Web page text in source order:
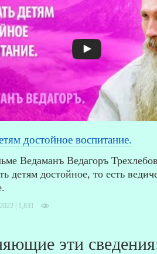
достойное воспитание.
Ведаманъ Ведагоръ
детям достойное, то есть
| 1,831
эти